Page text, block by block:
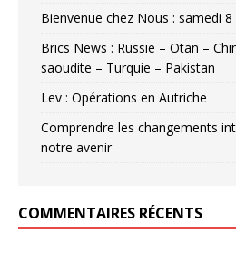
Bienvenue chez Nous : samedi
Brics News : Russie – Otan –
saoudite – Turquie – Pakistan
Lev : Opérations en Autriche
Comprendre les changements
notre avenir
COMMENTAIRES RÉCENTS